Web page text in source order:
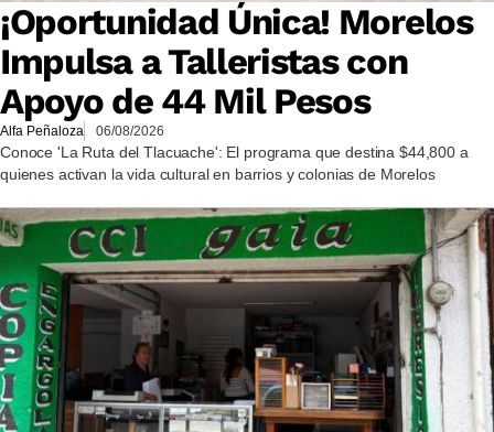
¡Oportunidad Única! Morelos
Impulsa a Talleristas con
Apoyo de 44 Mil Pesos
Alfa Peñaloza 06/08/2026
Conoce 'La Ruta del Tlacuache': El programa que destina $44,800 a
quienes activan la vida cultural en barrios y colonias de Morelos